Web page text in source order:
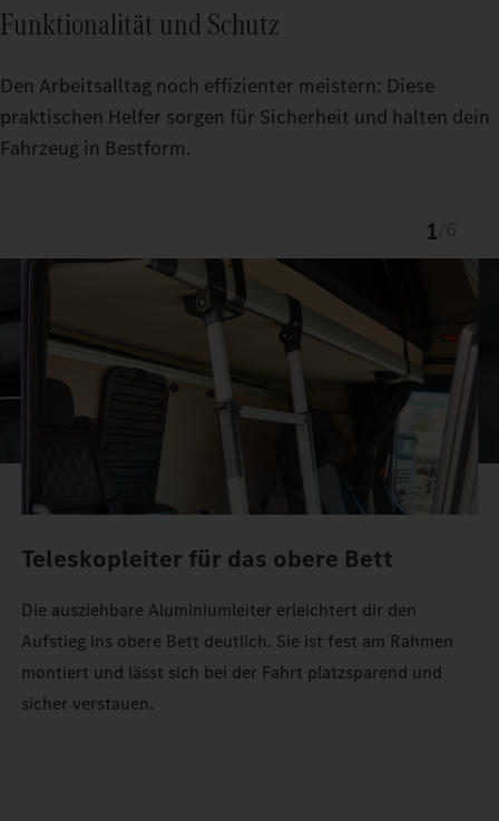
Funktionalität und Schutz
Den Arbeitsalltag noch effizienter meistern: Diese
praktischen Helfer sorgen für Sicherheit und halten dein
Fahrzeug in Bestform.
1
Teleskopleiter für das obere Bett
Die ausziehbare Aluminiumleiter erleichtert dir den
Aufstieg ins obere Bett deutlich. Sie ist fest am Rahmen
montiert und lässt sich bei der Fahrt platzsparend und
sicher verstauen.